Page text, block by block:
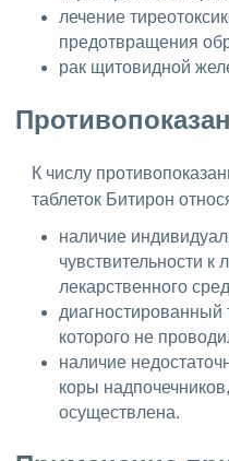
лечение
предотвращения
рак щитовидной
К числу
таблеток Битирон
наличие
чувствительности
лекарственного
диагностированный
которого не
наличие
коры
осуществлена.